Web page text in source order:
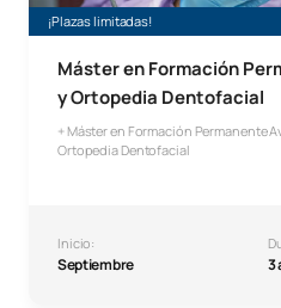
¡Plazas limitadas!
Máster en Formación
y Ortopedia Dentofacial
+ Máster en Formación Permanente
Ortopedia Dentofacial
Inicio:
Septiembre 3